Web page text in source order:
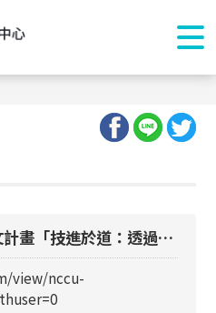
畫「技進於道：透過數
與『真實』的靈光」官
view/nccu-